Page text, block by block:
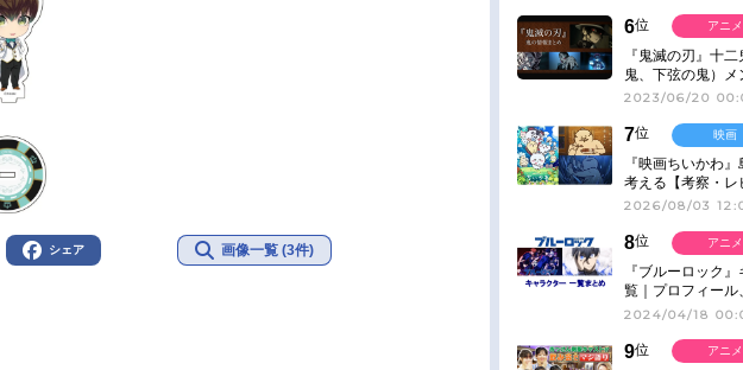
シェア 画像一覧 (3件)
6位
『鬼滅の刃』十
鬼、下弦の鬼）
紹介＆解説（登場
2023/06/20
アニメ
7位
『映画ちいかわ
考える【考察・レ
2026/08/03
映画
8位
『ブルーロック
覧｜プロフィール
グ、キャラソン、
2024/04/18
アニメ
9位
アニメ